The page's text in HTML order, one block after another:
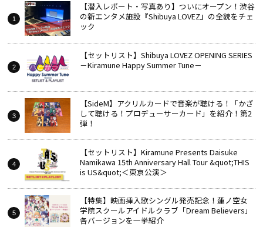
【潜入レポート・写真あり】ついにオープン！渋谷
の新エンタメ施設『Shibuya LOVEZ』の全貌をチェ
ック
【セットリスト】Shibuya LOVEZ OPENING SERIES
－Kiramune Happy Summer Tune－
【SideM】アクリルカードで音楽が聴ける！「かざ
して聴ける！プロデューサーカード」を紹介！第2
弾！
【セットリスト】Kiramune Presents Daisuke
Namikawa 15th Anniversary Hall Tour &quot;THIS
is US&quot;＜東京公演＞
【特集】映画挿入歌シングル発売記念！蓮ノ空女
学院スクールアイドルクラブ「Dream Believers」
各バージョンを一挙紹介